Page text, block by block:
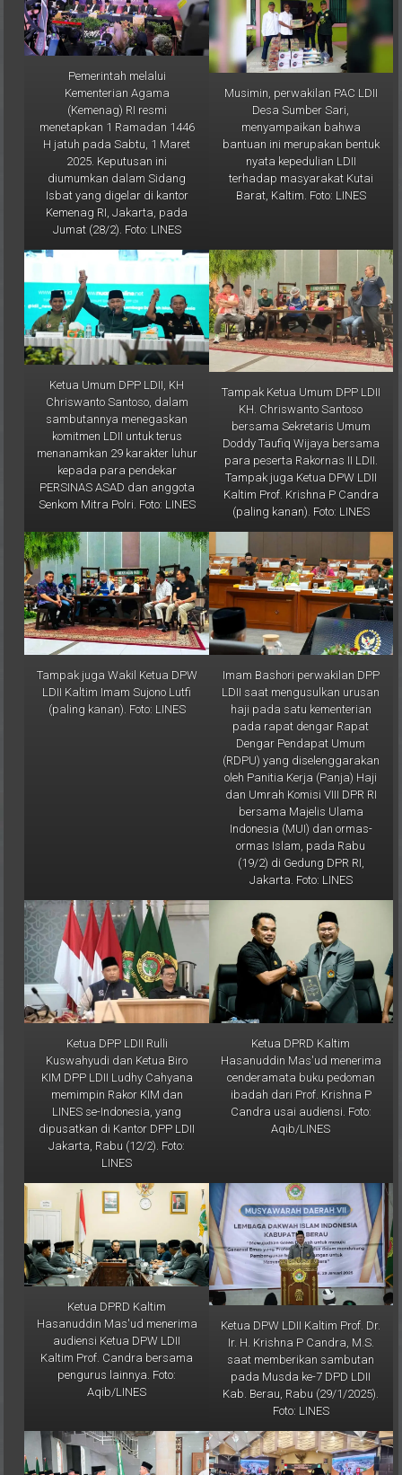
Pemerintah melalui
Kementerian Agama
(Kemenag) RI resmi
menetapkan 1 Ramadan 1446
H jatuh pada Sabtu, 1 Maret
2025. Keputusan ini
diumumkan dalam Sidang
Isbat yang digelar di kantor
Kemenag RI, Jakarta, pada
Jumat (28/2). Foto: LINES
Musimin, perwakilan PAC LDII
Desa Sumber Sari,
menyampaikan bahwa
bantuan ini merupakan bentuk
nyata kepedulian LDII
terhadap masyarakat Kutai
Barat, Kaltim. Foto: LINES
Ketua Umum DPP LDII, KH
Chriswanto Santoso, dalam
sambutannya menegaskan
komitmen LDII untuk terus
menanamkan 29 karakter luhur
kepada para pendekar
PERSINAS ASAD dan anggota
Senkom Mitra Polri. Foto: LINES
Tampak Ketua Umum DPP LDII
KH. Chriswanto Santoso
bersama Sekretaris Umum
Doddy Taufiq Wijaya bersama
para peserta Rakornas II LDII.
Tampak juga Ketua DPW LDII
Kaltim Prof. Krishna P Candra
(paling kanan). Foto: LINES
Tampak juga Wakil Ketua DPW
LDII Kaltim Imam Sujono Lutfi
(paling kanan). Foto: LINES
Imam Bashori perwakilan DPP
LDII saat mengusulkan urusan
haji pada satu kementerian
pada rapat dengar Rapat
Dengar Pendapat Umum
(RDPU) yang diselenggarakan
oleh Panitia Kerja (Panja) Haji
dan Umrah Komisi VIII DPR RI
bersama Majelis Ulama
Indonesia (MUI) dan ormas-
ormas Islam, pada Rabu
(19/2) di Gedung DPR RI,
Jakarta. Foto: LINES
Ketua DPP LDII Rulli
Kuswahyudi dan Ketua Biro
KIM DPP LDII Ludhy Cahyana
memimpin Rakor KIM dan
LINES se-Indonesia, yang
dipusatkan di Kantor DPP LDII
Jakarta, Rabu (12/2). Foto:
LINES
Ketua DPRD Kaltim
Hasanuddin Mas'ud menerima
cenderamata buku pedoman
ibadah dari Prof. Krishna P
Candra usai audiensi. Foto:
Aqib/LINES
Ketua DPRD Kaltim
Hasanuddin Mas'ud menerima
audiensi Ketua DPW LDII
Kaltim Prof. Candra bersama
pengurus lainnya. Foto:
Aqib/LINES
Ketua DPW LDII Kaltim Prof. Dr.
Ir. H. Krishna P Candra, M.S.
saat memberikan sambutan
pada Musda ke-7 DPD LDII
Kab. Berau, Rabu (29/1/2025).
Foto: LINES